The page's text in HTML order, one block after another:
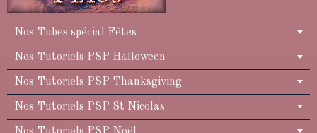
Nos Tubes spécial Fêtes
Nos Tutoriels PSP Halloween
Nos Tutoriels PSP Thanksgiving
Nos Tutoriels PSP St Nicolas